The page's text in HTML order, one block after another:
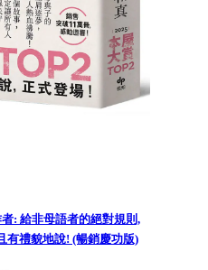
: 給非母語者的絕對規則,
有禮貌地說! (暢銷慶功版)